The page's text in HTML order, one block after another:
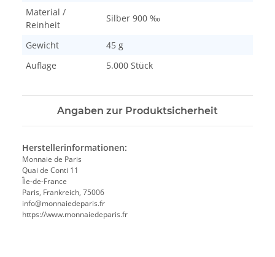
Material /
Reinheit
Silber 900 ‰
Gewicht
45 g
Auflage
5.000 Stück
Angaben zur Produktsicherheit
Herstellerinformationen:
Monnaie de Paris
Quai de Conti 11
Île-de-France
Paris, Frankreich, 75006
info@monnaiedeparis.fr
https://www.monnaiedeparis.fr